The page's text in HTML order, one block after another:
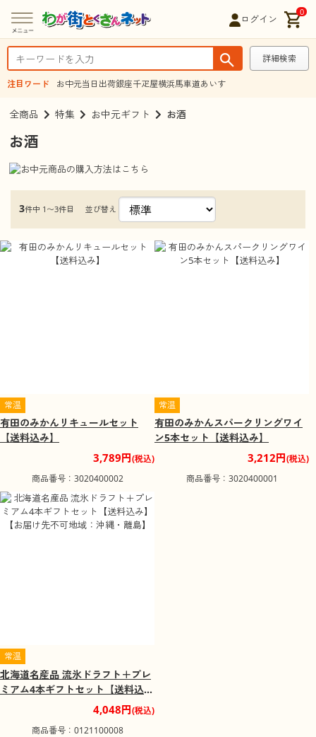
ログイン
0
詳細検索
注目ワード お中元当日出荷銀座千疋屋横浜馬車道あいす
全商品 特集 お中元ギフト お酒
お酒
3件中 1〜3件目 並び替え
常温
有田のみかんリキュールセット
【送料込み】
3,789円(税込)
商品番号：3020400002
常温
有田のみかんスパークリングワイ
ン5本セット【送料込み】
3,212円(税込)
商品番号：3020400001
常温
北海道名産品 流氷ドラフト＋プレ
ミアム4本ギフトセット【送料込
み】【お届け先不可地域：沖縄・
4,048円(税込)
商品番号：0121100008